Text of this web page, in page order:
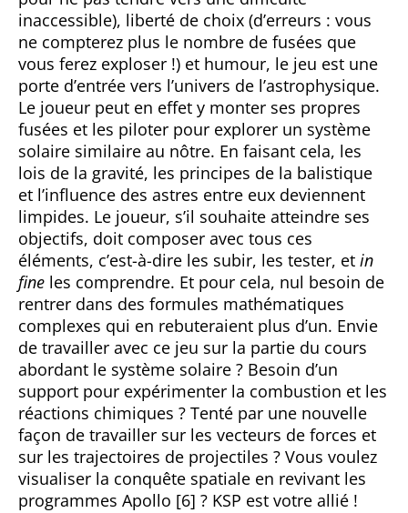
inaccessible), liberté de choix (d’erreurs : vous
ne compterez plus le nombre de fusées que
vous ferez exploser !) et humour, le jeu est une
porte d’entrée vers l’univers de l’astrophysique.
Le joueur peut en effet y monter ses propres
fusées et les piloter pour explorer un système
solaire similaire au nôtre. En faisant cela, les
lois de la gravité, les principes de la balistique
et l’influence des astres entre eux deviennent
limpides. Le joueur, s’il souhaite atteindre ses
objectifs, doit composer avec tous ces
éléments, c’est-à-dire les subir, les tester, et in
fine les comprendre. Et pour cela, nul besoin de
rentrer dans des formules mathématiques
complexes qui en rebuteraient plus d’un. Envie
de travailler avec ce jeu sur la partie du cours
abordant le système solaire ? Besoin d’un
support pour expérimenter la combustion et les
réactions chimiques ? Tenté par une nouvelle
façon de travailler sur les vecteurs de forces et
sur les trajectoires de projectiles ? Vous voulez
visualiser la conquête spatiale en revivant les
programmes Apollo [6] ? KSP est votre allié !